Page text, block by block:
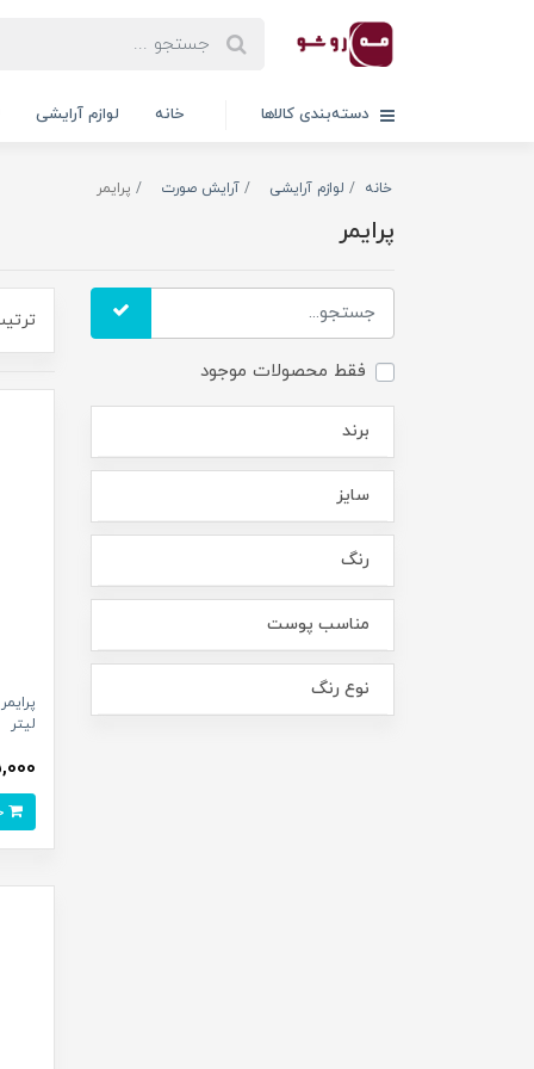
دسته‌بندی کالاها خانه لوازم آرایشی
خانه لوازم آرایشی آرایش صورت پرایمر
پرایمر
فقط محصولات موجود
برند
سایز
رنگ
مناسب پوست
نوع رنگ
لیتر